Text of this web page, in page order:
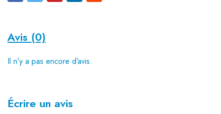
Avis (0)
Il n’y a pas encore d’avis.
Écrire un avis